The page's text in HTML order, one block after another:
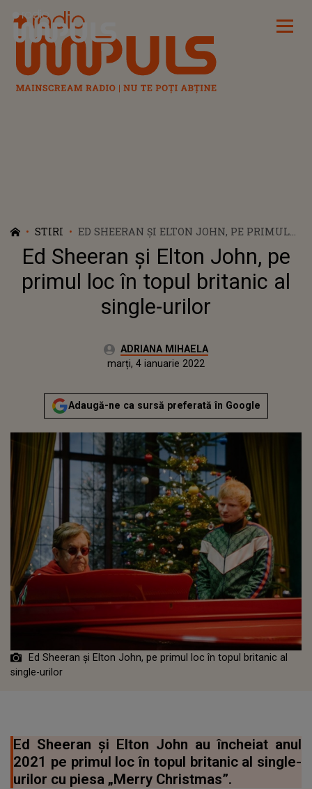
Radio Impuls
STIRI
ED SHEERAN ŞI ELTON JOHN, PE PRIMUL
LOC ÎN TOPUL BRITANIC AL SINGLE-
URILOR
Ed Sheeran şi Elton John, pe
primul loc în topul britanic al
single-urilor
Autor:ADRIANA MIHAELA
Actualizat:
marți, 4 ianuarie 2022
Adaugă-ne ca sursă preferată în Google
Ed Sheeran şi Elton John, pe primul loc în topul britanic al
single-urilor
Ed Sheeran şi Elton John au încheiat anul
2021 pe primul loc în topul britanic al single-
urilor cu piesa „Merry Christmas”.